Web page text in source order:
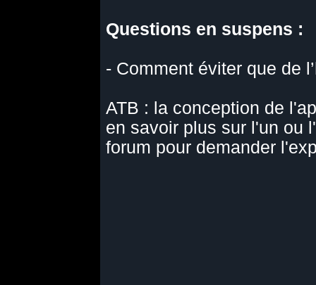
Questions en suspens :
- Comment éviter que de
ATB : la conception de
en savoir plus sur l'un ou
forum pour demander